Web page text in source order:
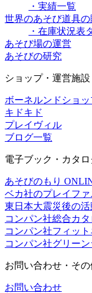
・実績一覧
世界のあそび道具の
・在庫状況表
あそび場の運営
あそびの研究
ショップ・運営施設
ボーネルンドショ
キドキド
プレイヴィル
ブログ一覧
電子ブック・カタロ
あそびのもり
ベカ社のプレイフ
東日本大震災後の活
コンパン社総合カタ
コンパン社フィッ
コンパン社グリー
お問い合わせ・その
お問い合わせ